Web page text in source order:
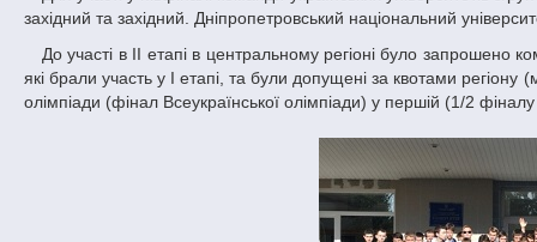
західний та західний. Дніпропетровський національний
До участі в ІI етапі в центральному регіоні було запрошено команди Кіровоградської, Дніпропетровської, Полтавської та Черкаської області,
які брали участь у I етапі, та були допущені за квотами
олімпіади (фінал Всеукраїнської олімпіади) у першій (1/2 фіналу